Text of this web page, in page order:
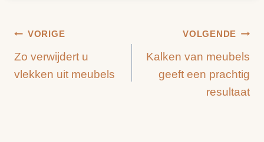
Bericht
navigatie
VORIGE
Zo verwijdert u
vlekken uit meubels
VOLGENDE
Kalken van meubels
geeft een prachtig
resultaat